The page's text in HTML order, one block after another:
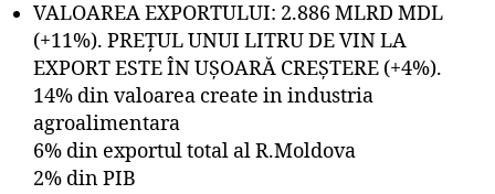
VALOAREA EXPORTULUI: 2.886 MLRD MDL
(+11%). PREȚUL UNUI LITRU DE VIN LA
EXPORT ESTE ÎN UȘOARĂ CREȘTERE (+4%).
14% din valoarea create in industria
agroalimentara
6% din exportul total al R.Moldova
2% din PIB